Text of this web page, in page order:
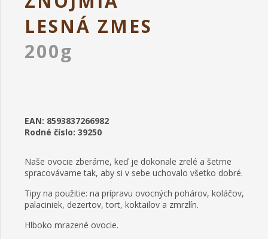
LESNÁ ZMES
200g
EAN: 8593837266982
Rodné číslo: 39250
Naše ovocie zberáme, keď je dokonale zrelé a šetrne
spracovávame tak, aby si v sebe uchovalo všetko dobré.
Tipy na použitie: na prípravu ovocných pohárov, koláčov,
palaciniek, dezertov, tort, koktailov a zmrzlín.
Hlboko mrazené ovocie.